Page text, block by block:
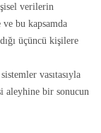
verilerin
bu kapsamda
üçüncü kişilere
vasıtasıyla
aleyhine bir sonucun